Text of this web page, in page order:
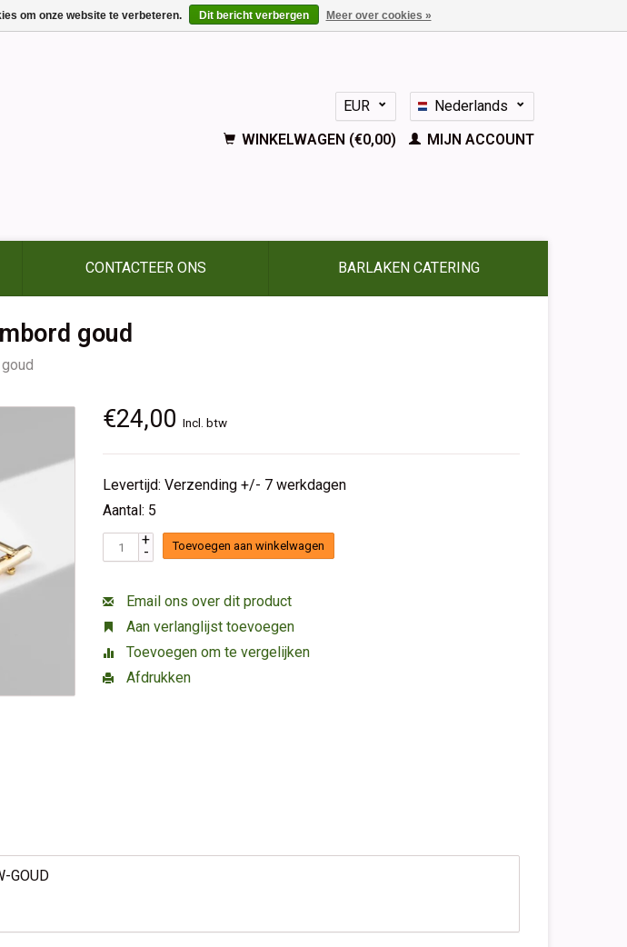
EUR
GBP
Nederlands
Deutsch
English
WINKELWAGEN (€0,00) MIJN ACCOUNT
CONTACTEER ONS BARLAKEN CATERING
goud
€24,00Incl. btw
Levertijd: Verzending +/- 7 werkdagen
Aantal: 5
+
- Toevoegen aan winkelwagen
Email ons over dit product
Aan verlanglijst toevoegen
Toevoegen om te vergelijken
Afdrukken
GOUD
om onze website te verbeteren. Dit bericht verbergen Meer over cookies »